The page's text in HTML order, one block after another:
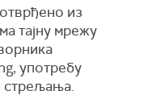
из
тајну мрежу
употребу
стрељања.